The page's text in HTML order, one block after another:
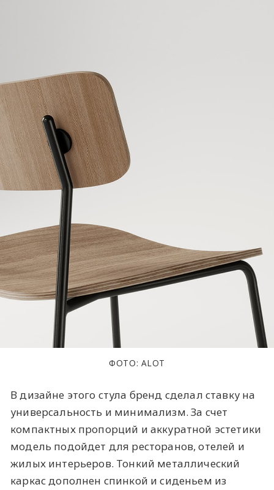
ФОТО: ALOT
В дизайне этого стула бренд сделал ставку на
универсальность и минимализм. За счет
компактных пропорций и аккуратной эстетики
модель подойдет для ресторанов, отелей и
жилых интерьеров. Тонкий металлический
каркас дополнен спинкой и сиденьем из